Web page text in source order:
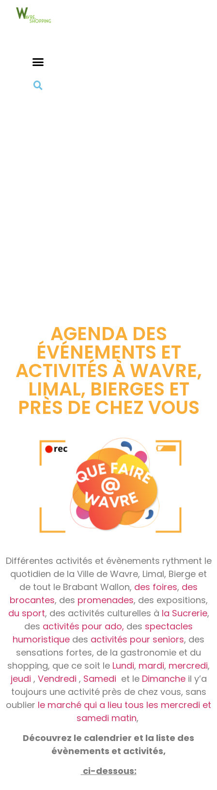
AGENDA DES
ÉVÉNEMENTS ET
ACTIVITÉS À WAVRE,
LIMAL, BIERGES ET
PRÈS DE CHEZ VOUS
Différentes activités et évènements rythment le
quotidien de la Ville de Wavre, Limal, Bierge et
de tout le Brabant Wallon, des foires, des
brocantes, des promenades, des expositions,
du sport, des activités culturelles à la Sucrerie,
des activités pour ado, des spectacles
humoristique des activités pour seniors, des
sensations fortes, de la gastronomie et du
shopping, que ce soit le Lundi, mardi, mercredi,
jeudi , Vendredi , Samedi et le Dimancheil y’a
toujours une activité près de chez vous, sans
oublier le marché qui a lieu tous les mercredi et
samedi matin,
Découvrez le calendrier et la liste des
évènements et activités,
ci-dessous: